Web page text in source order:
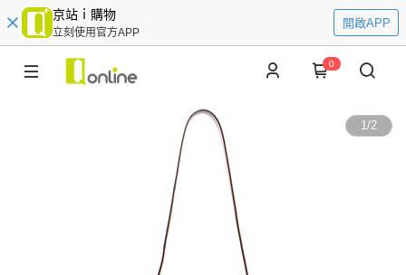
京站ｉ購物
立刻使用官方APP
開啟APP
0
1/2